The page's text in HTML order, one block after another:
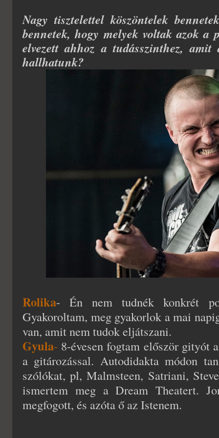
Nagy tisztelettel köszöntelek
bennetek, hogy melyek voltak azok
elvezett ahhoz a tudásszinthez,
hallhatunk?
Rolika- Én nem tudnék konkrét
Gyakoroltam, meg gyakorlok a mai
van, amit nem tudok eljátszani.
Gyula- 8-évesen fogtam először gityót
a gitározással. Autodidakta módon
szólókat, pl, Malmsteen, Satriani,
ismertem meg a Dream Theatert.
megfogott, és azóta ő az Istenem.